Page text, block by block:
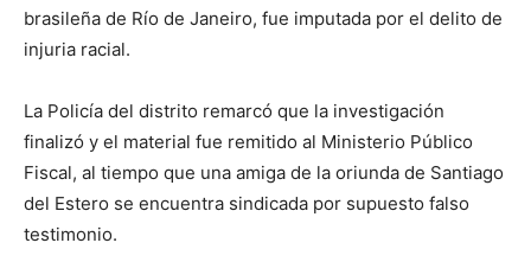
brasileña de Río de Janeiro, fue imputada por el delito de
injuria racial.
La Policía del distrito remarcó que la investigación
finalizó y el material fue remitido al Ministerio Público
Fiscal, al tiempo que una amiga de la oriunda de Santiago
del Estero se encuentra sindicada por supuesto falso
testimonio.